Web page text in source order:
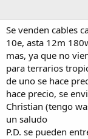
c
r
e
a
c
ó
n
Se venden cables
10e, asta 12m
mas, ya que no
para terrarios
de uno se hace
hace precio, se
Christian (tengo
un saludo
P.D. se pueden